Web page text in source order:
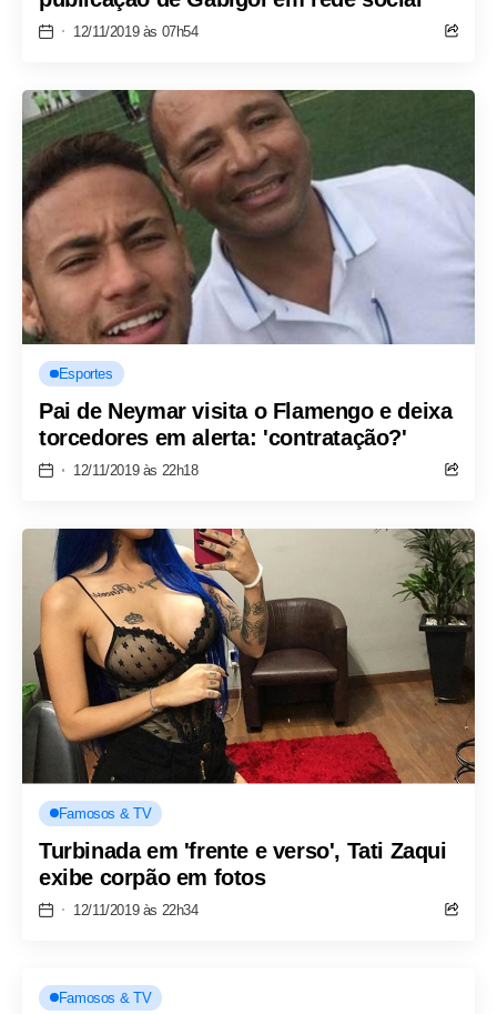
12/11/2019 às 07h54
Esportes
Pai de Neymar visita o Flamengo e deixa
torcedores em alerta: 'contratação?'
12/11/2019 às 22h18
Famosos & TV
Turbinada em 'frente e verso', Tati Zaqui
exibe corpão em fotos
12/11/2019 às 22h34
Famosos & TV